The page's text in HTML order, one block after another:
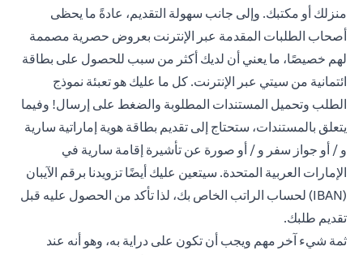
منزلك أو مكتبك. وإلى جانب سهولة التقديم، عادةً ما يحظى
أصحاب الطلبات المقدمة عبر الإنترنت بعروض حصرية مصممة
لهم خصيصًا، ما يعني أن لديك أكثر من سبب للحصول على بطاقة
ائتمانية من سيتي عبر الإنترنت. كل ما عليك هو تعبئة نموذج
الطلب وتحميل المستندات المطلوبة والضغط على إرسال! وفيما
يتعلق بالمستندات، ستحتاج إلى تقديم بطاقة هوية إماراتية سارية
و / أو جواز سفر و / أو صورة عن تأشيرة إقامة سارية في
الإمارات العربية المتحدة. سيتعين عليك أيضًا تزويدنا برقم الآيبان
(IBAN) لحساب الراتب الخاص بك، لذا تأكد من الحصول عليه قبل
تقديم طلبك.
ثمة شيء آخر مهم ويجب أن تكون على دراية به، وهو أنه عند